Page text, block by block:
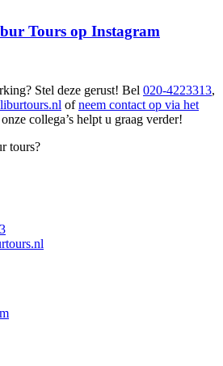
Tours op Instagram
Stel deze gerust! Bel 020-4223313,
ofneem contact op via het
collega’s helpt u graag verder!
tours?